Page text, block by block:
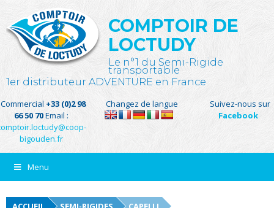
COMPTOIR DE
LOCTUDY
Le n°1 du Semi-Rigide
transportable
1er distributeur ADVENTURE en France
+33 (0)2 98
66 50 70Email :
bigouden.fr
Changez de langue
Suivez-nous sur
Facebook
Menu